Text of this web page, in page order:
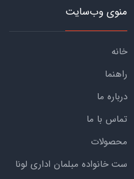
منوی وب‌سایت
خانه
راهنما
درباره ما
تماس با ما
محصولات
ست خانواده مبلمان اداری لونا